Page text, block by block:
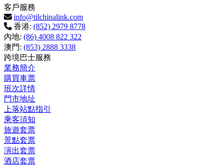
客戶服務
info@tilchinalink.com
香港: (852) 2979 8778
內地: (86) 4008 822 322
澳門: (853) 2888 3338
跨境巴士服務
業務簡介
購買車票
班次詳情
門市地址
上落站點指引
乘客須知
旅遊套票
景點套票
演出套票
酒店套票